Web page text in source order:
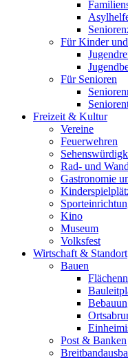
Für Kinder
Für Senioren
Freizeit & Kultur
Vereine
Feuerwehren
Rad- und
Gastronomie
Kino
Museum
Volksfest
Wirtschaft & Standort
Bauen
Post & Banken